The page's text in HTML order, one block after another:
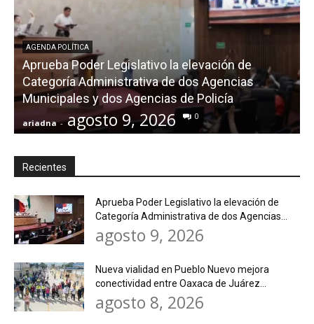
AGENDA POLÍTICA
Aprueba Poder Legislativo la elevación de
Categoría Administrativa de dos Agencias
Municipales y dos Agencias de Policía
ariadna - agosto 9, 2026 0
Recientes
Aprueba Poder Legislativo la elevación de
Categoría Administrativa de dos Agencias...
agosto 9, 2026
Nueva vialidad en Pueblo Nuevo mejora
conectividad entre Oaxaca de Juárez...
agosto 8, 2026